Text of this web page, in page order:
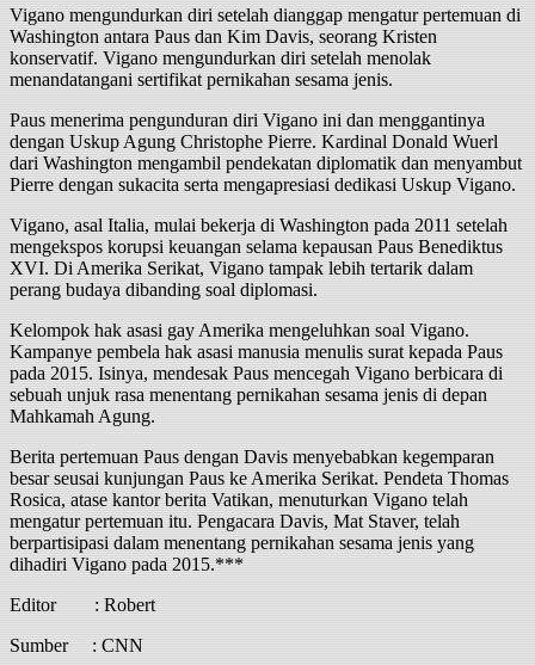
Vigano mengundurkan diri setelah dianggap mengatur pertemuan di
Washington antara Paus dan Kim Davis, seorang Kristen
konservatif. Vigano mengundurkan diri setelah menolak
menandatangani sertifikat pernikahan sesama jenis.
Paus menerima pengunduran diri Vigano ini dan menggantinya
dengan Uskup Agung Christophe Pierre. Kardinal Donald Wuerl
dari Washington mengambil pendekatan diplomatik dan menyambut
Pierre dengan sukacita serta mengapresiasi dedikasi Uskup Vigano.
Vigano, asal Italia, mulai bekerja di Washington pada 2011 setelah
mengekspos korupsi keuangan selama kepausan Paus Benediktus
XVI. Di Amerika Serikat, Vigano tampak lebih tertarik dalam
perang budaya dibanding soal diplomasi.
Kelompok hak asasi gay Amerika mengeluhkan soal Vigano.
Kampanye pembela hak asasi manusia menulis surat kepada Paus
pada 2015. Isinya, mendesak Paus mencegah Vigano berbicara di
sebuah unjuk rasa menentang pernikahan sesama jenis di depan
Mahkamah Agung.
Berita pertemuan Paus dengan Davis menyebabkan kegemparan
besar seusai kunjungan Paus ke Amerika Serikat. Pendeta Thomas
Rosica, atase kantor berita Vatikan, menuturkan Vigano telah
mengatur pertemuan itu. Pengacara Davis, Mat Staver, telah
berpartisipasi dalam menentang pernikahan sesama jenis yang
dihadiri Vigano pada 2015.***
Editor : Robert
Sumber : CNN